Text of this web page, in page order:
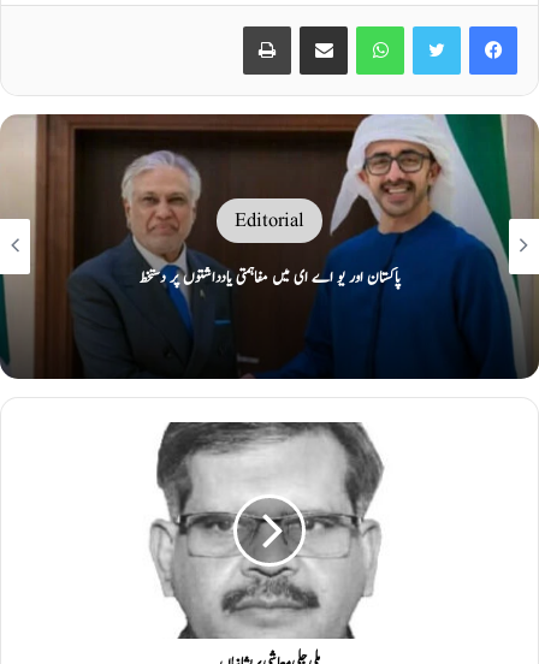
Facebook
Twitter
WhatsApp
Share via Email
Print
Editorial
پاکستان اور یو اے ای میں مفاہمتی یادداشتوں پر دستخط